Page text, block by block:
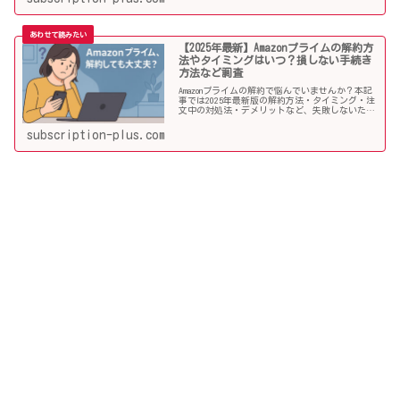
【2025年最新】Amazonプライムの解約方
法やタイミングはいつ？損しない手続き
方法など調査
Amazonプライムの解約で悩んでいませんか？本記
事では2025年最新版の解約方法・タイミング・注
文中の対処法・デメリットなど、失敗しないため
subscription-plus.com